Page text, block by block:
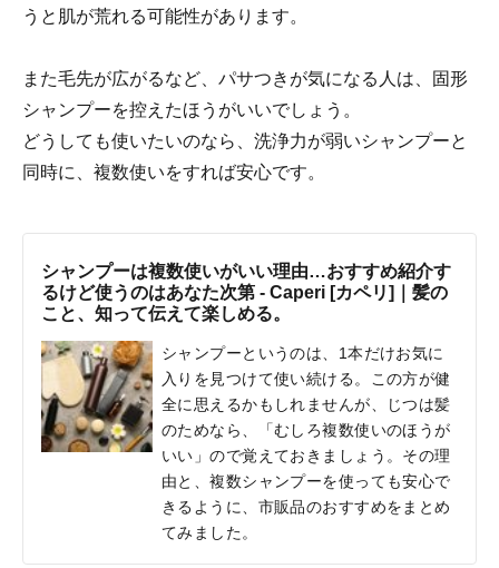
うと肌が荒れる可能性があります。
また毛先が広がるなど、パサつきが気になる人は、固形
シャンプーを控えたほうがいいでしょう。
どうしても使いたいのなら、洗浄力が弱いシャンプーと
同時に、複数使いをすれば安心です。
シャンプーは複数使いがいい理由…おすすめ紹介す
るけど使うのはあなた次第 - Caperi [カペリ]｜髪の
こと、知って伝えて楽しめる。
シャンプーというのは、1本だけお気に
入りを見つけて使い続ける。この方が健
全に思えるかもしれませんが、じつは髪
のためなら、「むしろ複数使いのほうが
いい」ので覚えておきましょう。その理
由と、複数シャンプーを使っても安心で
きるように、市販品のおすすめをまとめ
てみました。